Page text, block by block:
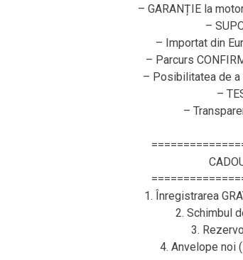
– GARANȚIE la
–
– Importat din
– Parcurs
– Posibilitatea de
–
–
1. Înregistrarea
2. Schimbul
3.
4. Anvelope noi